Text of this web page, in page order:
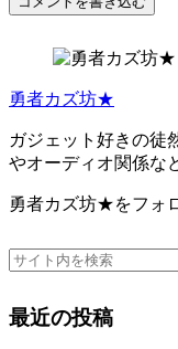
勇者カズ坊★
ガジェット好きの徒
やオーディオ関係な
勇者カズ坊★をフォ
最近の投稿